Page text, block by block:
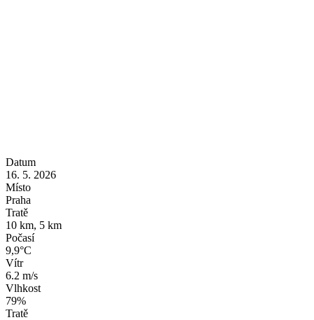
Datum
16. 5. 2026
Místo
Praha
Tratě
10 km, 5 km
Počasí
9,9°C
Vítr
6.2 m/s
Vlhkost
79%
Tratě